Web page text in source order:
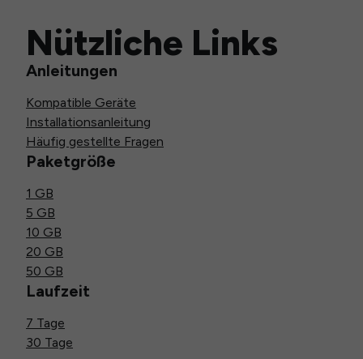
Nützliche Links
Anleitungen
Kompatible Geräte
Installationsanleitung
Häufig gestellte Fragen
Paketgröße
1 GB
5 GB
10 GB
20 GB
50 GB
Laufzeit
7 Tage
30 Tage